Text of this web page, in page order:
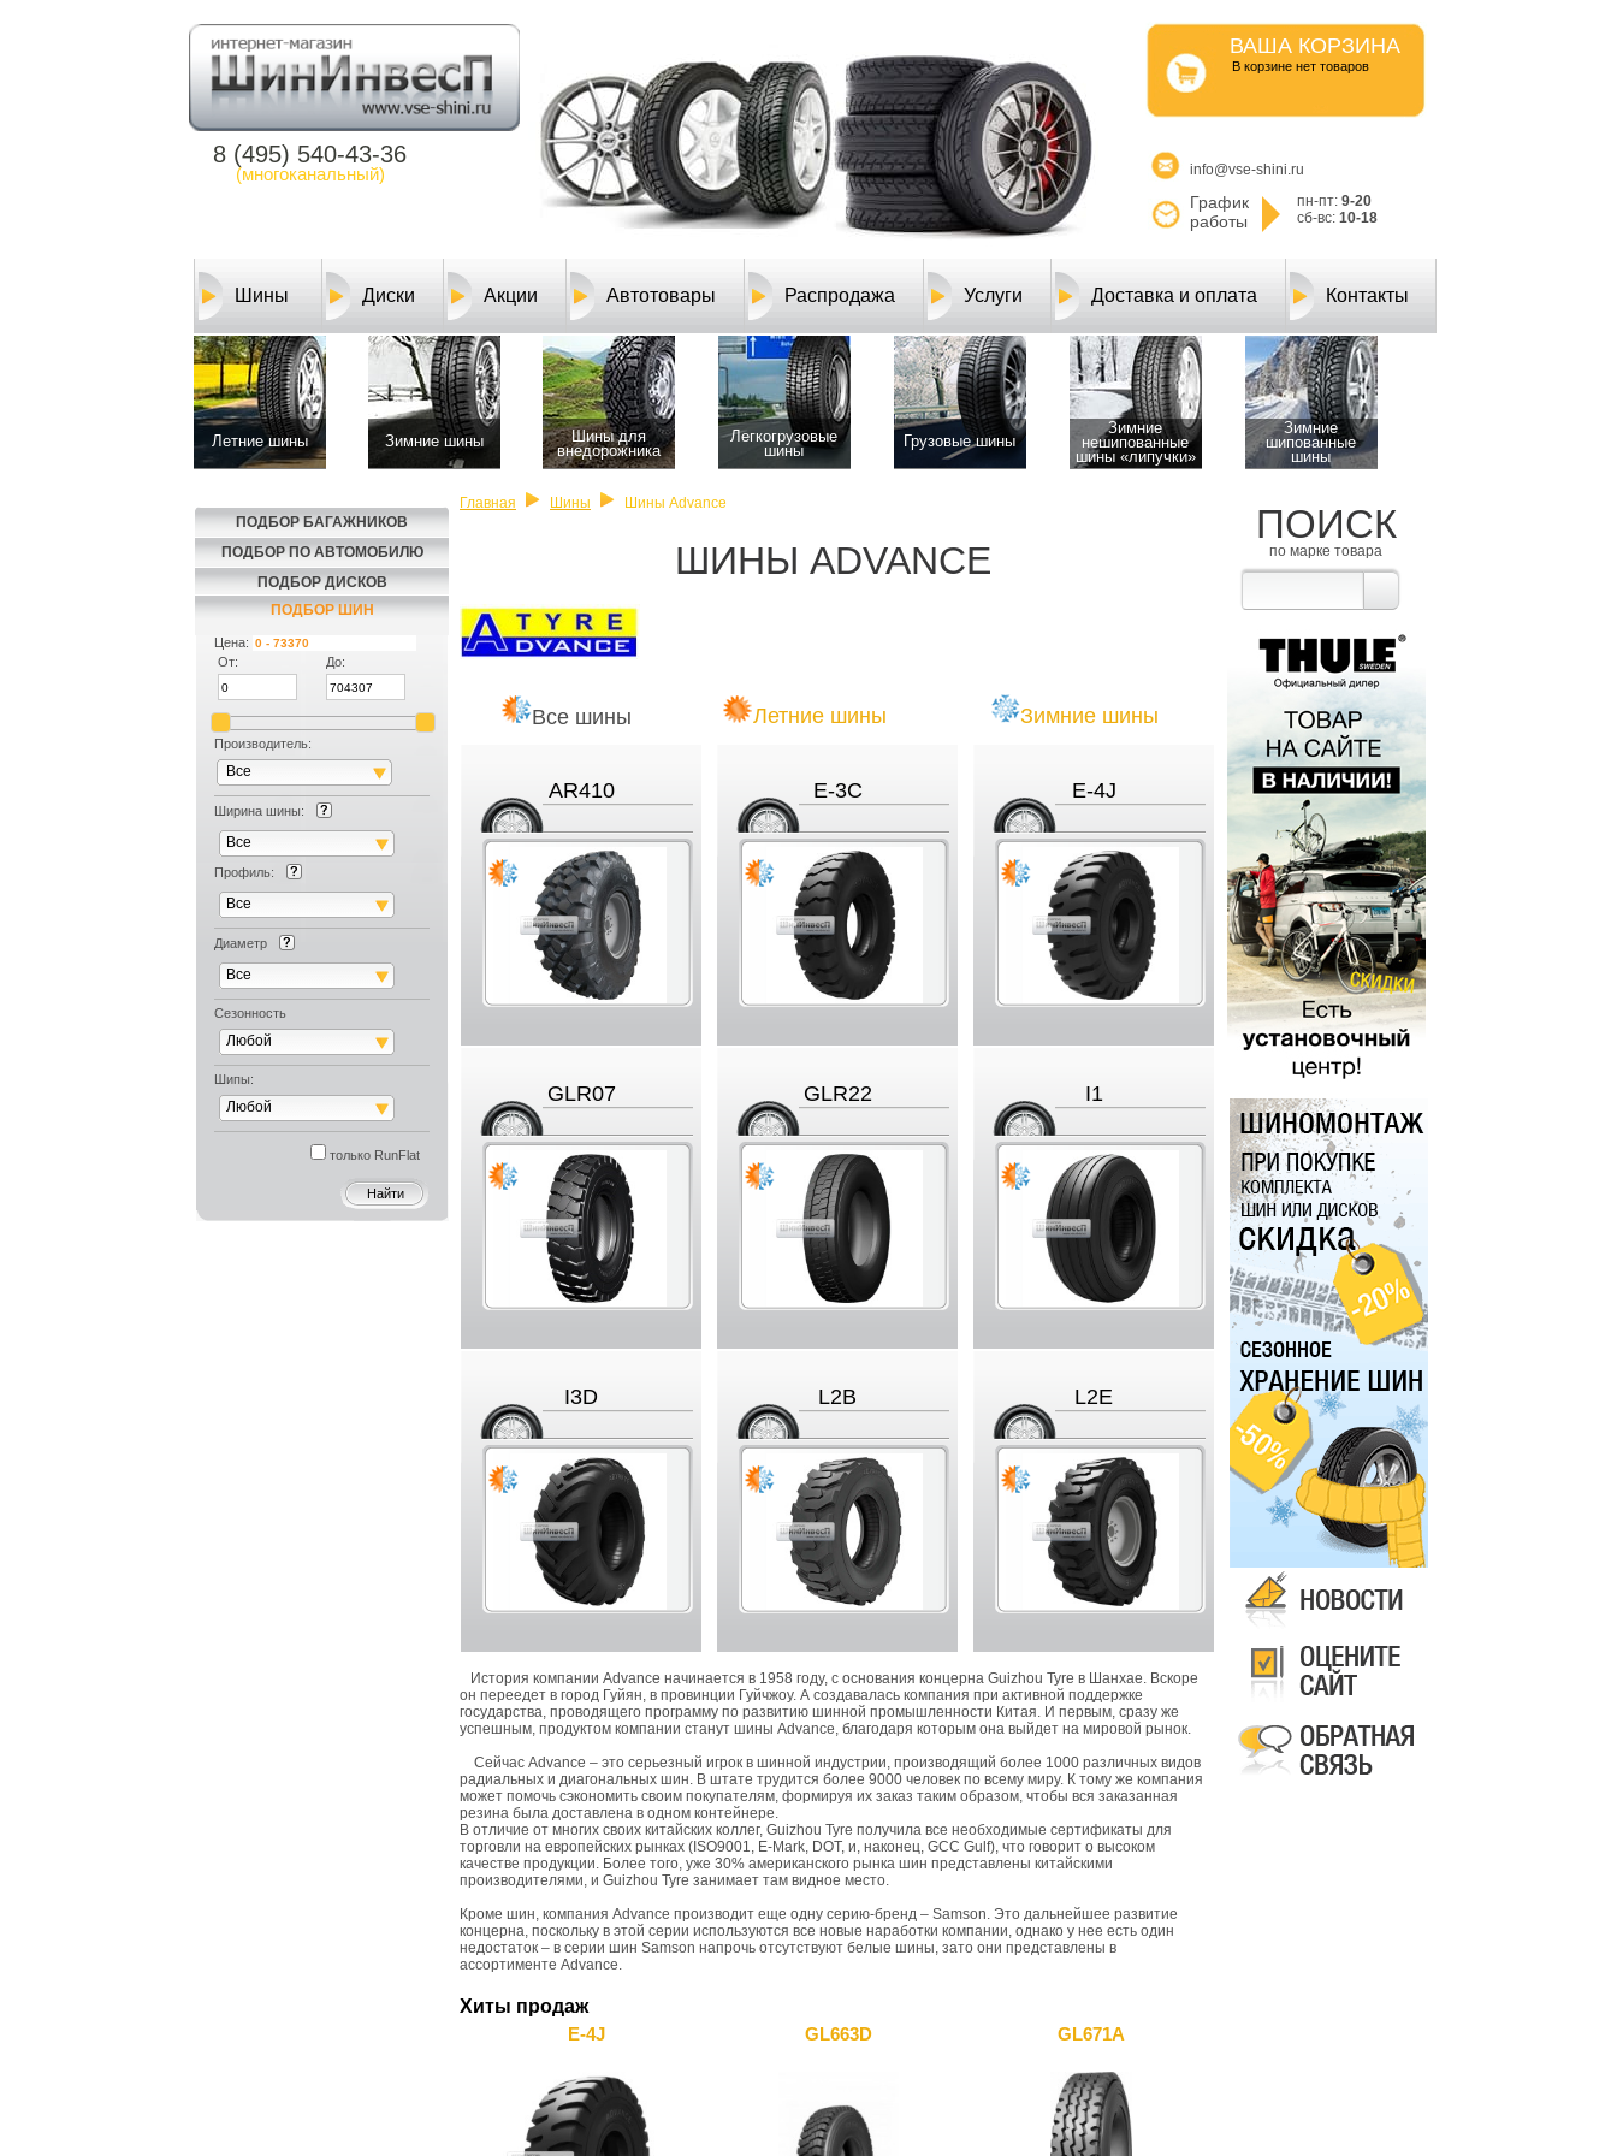
8 (495) 540-43-36
(многоканальный)
ВАША КОРЗИНА
B корзине нет товаров
info@vse-shini.ru
График
работы
пн-пт: 9-20
сб-вс: 10-18
Шины Диски Акции Автотовары Распродажа Услуги Доставка и оплата Контакты
Летние шины Зимние шины
Шины для
внедорожника
Легкогрузовые
шины
Грузовые шины
Зимние
нешипованные
шины «липучки»
Зимние
шипованные
шины
ПОДБОР БАГАЖНИКОВ
ПОДБОР ПО АВТОМОБИЛЮ
ПОДБОР ДИСКОВ
ПОДБОР ШИН
Цена:
От:
До:
Производитель:
Все
Ширина шины:
Все
Профиль:
Все
Диаметр
Все
Сезонность
Любой
Шипы:
Любой
только RunFlat
ПОИСК
по марке товара
Главная Шины Шины Advance
ШИНЫ ADVANCE
Все шины Летние шины Зимние шины
AR410 E-3C E-4J
GLR07 GLR22 I1
I3D L2B L2E
История компании Advance начинается в 1958 году, с основания концерна Guizhou Tyre в Шанхае. Вскоре
он переедет в город Гуйян, в провинции Гуйчжоу. А создавалась компания при активной поддержке
государства, проводящего программу по развитию шинной промышленности Китая. И первым, сразу же
успешным, продуктом компании станут шины Advance, благодаря которым она выйдет на мировой рынок.
Сейчас Advance – это серьезный игрок в шинной индустрии, производящий более 1000 различных видов
радиальных и диагональных шин. В штате трудится более 9000 человек по всему миру. К тому же компания
может помочь сэкономить своим покупателям, формируя их заказ таким образом, чтобы вся заказанная
резина была доставлена в одном контейнере.
В отличие от многих своих китайских коллег, Guizhou Tyre получила все необходимые сертификаты для
торговли на европейских рынках (ISO9001, E-Mark, DOT, и, наконец, GCC Gulf), что говорит о высоком
качестве продукции. Более того, уже 30% американского рынка шин представлены китайскими
производителями, и Guizhou Tyre занимает там видное место.
Кроме шин, компания Advance производит еще одну серию-бренд – Samson. Это дальнейшее развитие
концерна, поскольку в этой серии используются все новые наработки компании, однако у нее есть один
недостаток – в серии шин Samson напрочь отсутствуют белые шины, зато они представлены в
ассортименте Advance.
Хиты продаж
E-4J
GL663D GL671A